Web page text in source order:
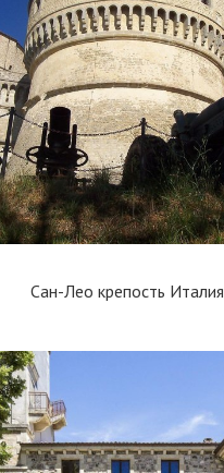
Сан-Лео крепость Италия